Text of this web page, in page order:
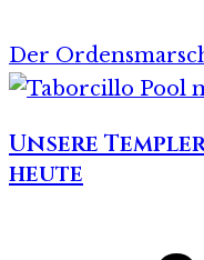
Der
Unsere
heute